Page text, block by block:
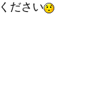
ださい